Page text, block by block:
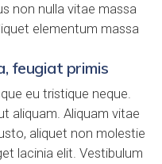
non nulla vitae massa
elementum massa
feugiat primis
eu tristique neque.
aliquam. Aliquam vitae
aliquet non molestie
lacinia elit. Vestibulum